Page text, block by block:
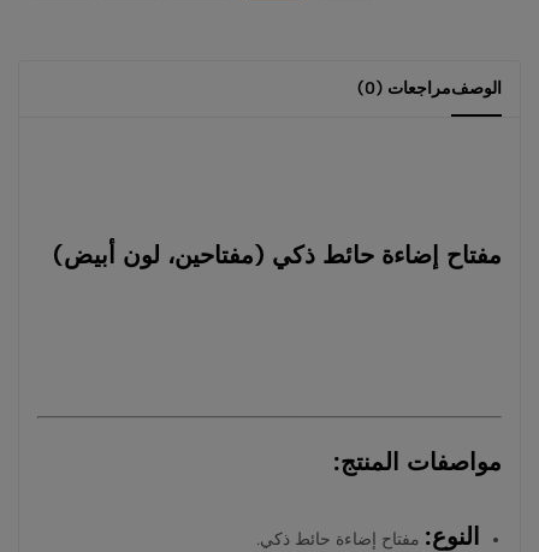
الوصفمراجعات (0)
مفتاح إضاءة حائط ذكي (مفتاحين، لون أبيض)
مواصفات المنتج:
النوع: مفتاح إضاءة حائط ذكي.